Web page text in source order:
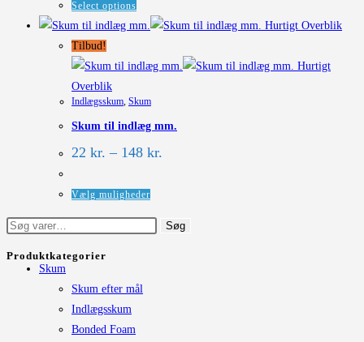
Select options
Hurtigt Overblik
Tilbud!
Hurtigt
Overblik
Indlægsskum, Skum
Skum til indlæg mm.
22 kr. – 148 kr.
Vælg muligheder
har
Søg
Søg
Produktkategorier
Skum
Skum efter mål
Indlægsskum
Bonded Foam